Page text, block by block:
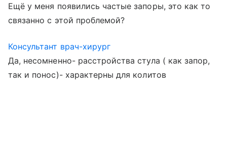
Ещё у меня появились частые запоры, это как то
связанно с этой проблемой?
Консультант врач-хирург
Да, несомненно- расстройства стула ( как запор,
так и понос)- характерны для колитов